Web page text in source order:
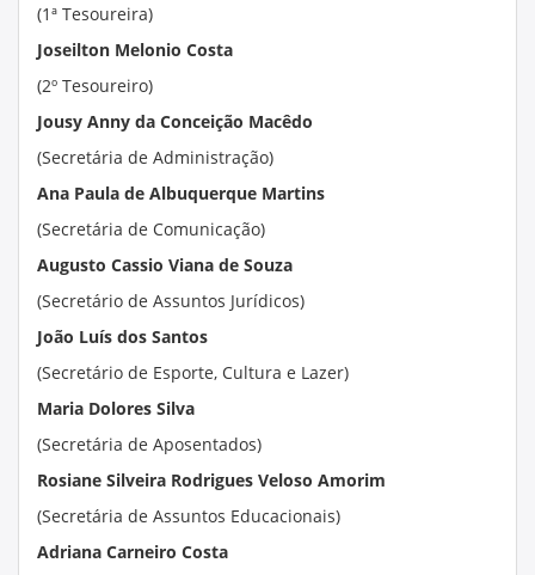
(1ª Tesoureira)
Joseilton Melonio Costa
(2º Tesoureiro)
Jousy Anny da Conceição Macêdo
(Secretária de Administração)
Ana Paula de Albuquerque Martins
(Secretária de Comunicação)
Augusto Cassio Viana de Souza
(Secretário de Assuntos Jurídicos)
João Luís dos Santos
(Secretário de Esporte, Cultura e Lazer)
Maria Dolores Silva
(Secretária de Aposentados)
Rosiane Silveira Rodrigues Veloso Amorim
(Secretária de Assuntos Educacionais)
Adriana Carneiro Costa